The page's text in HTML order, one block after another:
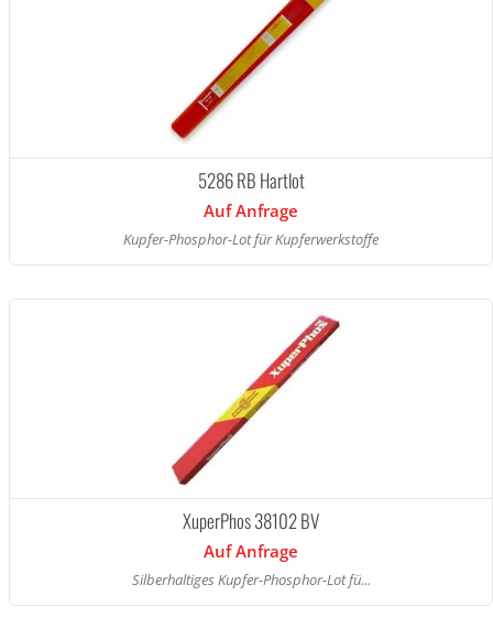
5286 RB Hartlot
Auf Anfrage
Kupfer-Phosphor-Lot für Kupferwerkstoffe
XuperPhos 38102 BV
Auf Anfrage
Silberhaltiges Kupfer-Phosphor-Lot fü...